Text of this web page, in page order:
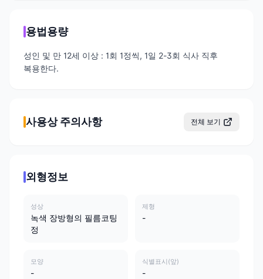
용법용량
성인 및 만 12세 이상 : 1회 1정씩, 1일 2-3회 식사 직후
복용한다.
사용상 주의사항 전체 보기
외형정보
성상
녹색 장방형의 필름코팅
정
제형
-
모양
-
식별표시(앞)
-